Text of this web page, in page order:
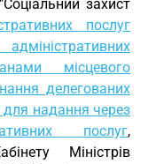
захист
послуг
місцевого
делегованих
для надання через
послуг,
Міністрів